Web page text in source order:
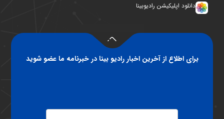
دانلود اپلیکیشن رادیوبینا
برای اطلاع از آخرین اخبار رادیو بینا در خبرنامه ما عضو شوید